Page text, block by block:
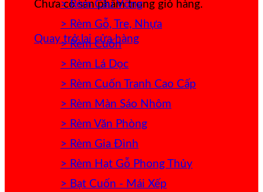
Chưa có sản phẩm trong giỏ hàng.
Quay trở lại cửa hàng
> Rèm Cầu Vồng
> Rèm Gỗ, Tre, Nhựa
> Rèm Cuốn
> Rèm Lá Dọc
> Rèm Cuốn Tranh Cao Cấp
> Rèm Màn Sáo Nhôm
> Rèm Văn Phòng
> Rèm Gia Đình
> Rèm Hạt Gỗ Phong Thủy
> Bạt Cuốn - Mái Xếp